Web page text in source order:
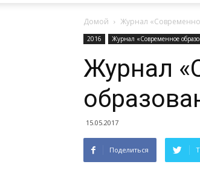
Домой Журнал
2016 Журнал «Современное
Журнал
15.05.2017
Поделиться